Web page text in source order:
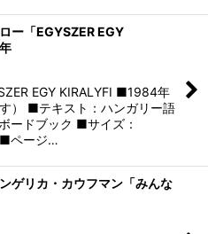
ー「EGYSZER EGY
EGY KIRALYFI ■1984年
） ■テキスト：ハンガリー語
ードブック ■サイズ：
ページ…
ゲリカ・カウフマン「みんな